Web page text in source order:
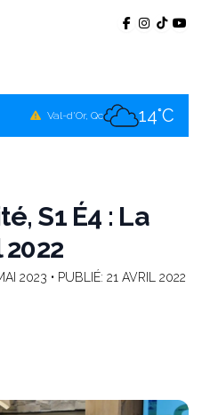
Val-d'Or, Qc 14°C
S1 É4 : La
2023 • PUBLIÉ: 21 AVRIL 2022